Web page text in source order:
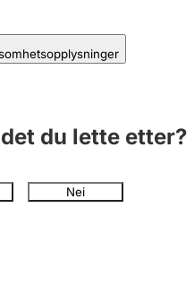
du lette etter?
Nei